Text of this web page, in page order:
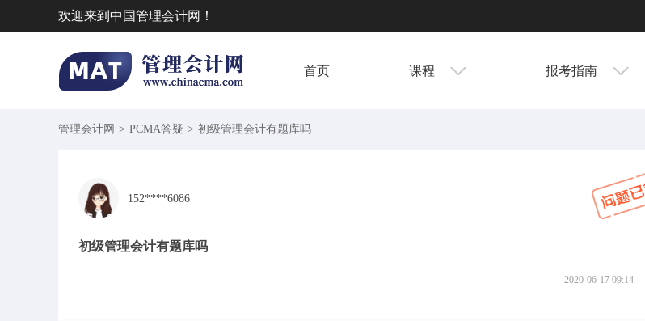
欢迎来到中国管理会计网！
首页 课程 报考指南
管理会计网 > PCMA答疑 > 初级管理会计有题库吗
152****6086
初级管理会计有题库吗
2020-06-17 09:14